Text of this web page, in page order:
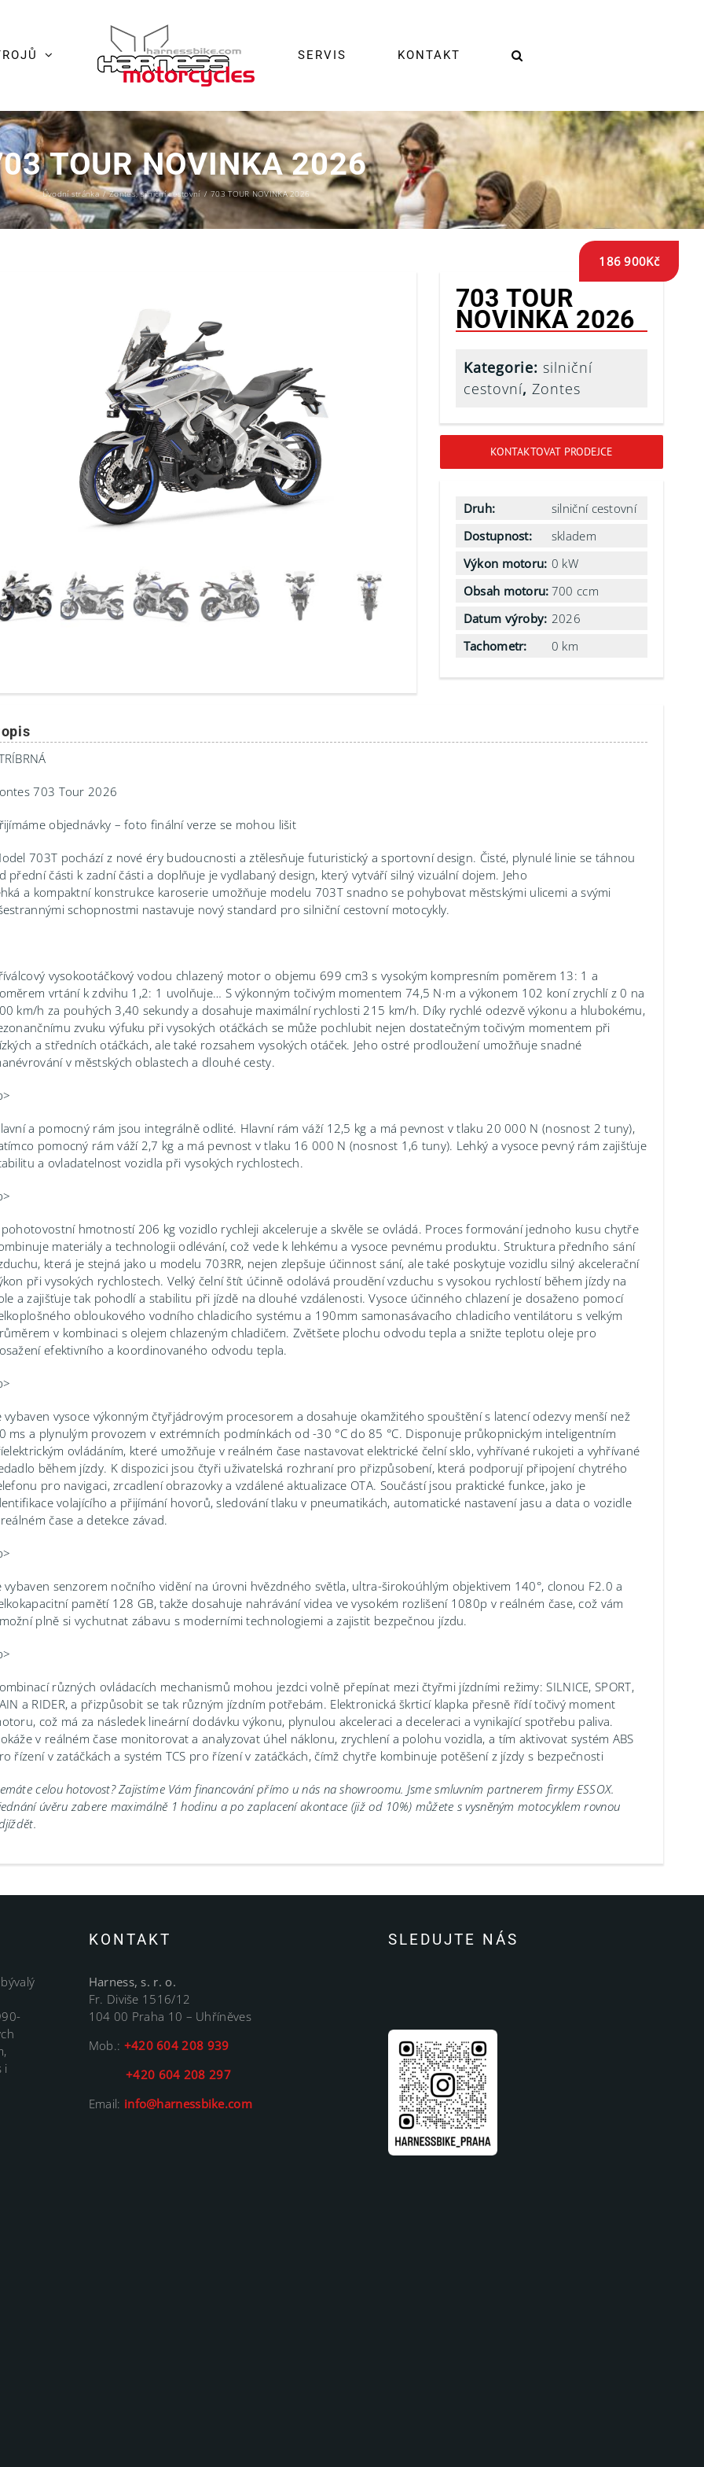
SERVIS KONTAKT
TOUR NOVINKA 2026
Úvodní stránka / Zontes,silniční cestovní / 703 TOUR NOVINKA 2026
703 TOUR
NOVINKA 2026
186 900Kč
Kategorie: silniční
cestovní, Zontes
KONTAKTOVAT PRODEJCE
Druh:
silniční cestovní
Dostupnost:
skladem
Výkon motoru: 0 kW
Obsah motoru: 700 ccm
Datum výroby: 2026
Tachometr:
0 km
703 Tour 2026
objednávky – foto finální verze se mohou lišit
703T pochází z nové éry budoucnosti a ztělesňuje futuristický a sportovní design. Čisté, plynulé linie se táhnou
přední části k zadní části a doplňuje je vydlabaný design, který vytváří silný vizuální dojem. Jeho
a kompaktní konstrukce karoserie umožňuje modelu 703T snadno se pohybovat městskými ulicemi a svými
schopnostmi nastavuje nový standard pro silniční cestovní motocykly.
vysokootáčkový vodou chlazený motor o objemu 699 cm3 s vysokým kompresním poměrem 13: 1 a
vrtání k zdvihu 1,2: 1 uvolňuje… S výkonným točivým momentem 74,5 N·m a výkonem 102 koní zrychlí z 0 na
km/h za pouhých 3,40 sekundy a dosahuje maximální rychlosti 215 km/h. Díky rychlé odezvě výkonu a hlubokému,
zvuku výfuku při vysokých otáčkách se může pochlubit nejen dostatečným točivým momentem při
a středních otáčkách, ale také rozsahem vysokých otáček. Jeho ostré prodloužení umožňuje snadné
v městských oblastech a dlouhé cesty.
a pomocný rám jsou integrálně odlité. Hlavní rám váží 12,5 kg a má pevnost v tlaku 20 000 N (nosnost 2 tuny),
pomocný rám váží 2,7 kg a má pevnost v tlaku 16 000 N (nosnost 1,6 tuny). Lehký a vysoce pevný rám zajišťuje
a ovladatelnost vozidla při vysokých rychlostech.
pohotovostní hmotností 206 kg vozidlo rychleji akceleruje a skvěle se ovládá. Proces formování jednoho kusu chytře
materiály a technologii odlévání, což vede k lehkému a vysoce pevnému produktu. Struktura předního sání
která je stejná jako u modelu 703RR, nejen zlepšuje účinnost sání, ale také poskytuje vozidlu silný akcelerační
při vysokých rychlostech. Velký čelní štít účinně odolává proudění vzduchu s vysokou rychlostí během jízdy na
a zajišťuje tak pohodlí a stabilitu při jízdě na dlouhé vzdálenosti. Vysoce účinného chlazení je dosaženo pomocí
obloukového vodního chladicího systému a 190mm samonasávacího chladicího ventilátoru s velkým
v kombinaci s olejem chlazeným chladičem. Zvětšete plochu odvodu tepla a snižte teplotu oleje pro
efektivního a koordinovaného odvodu tepla.
vybaven vysoce výkonným čtyřjádrovým procesorem a dosahuje okamžitého spouštění s latencí odezvy menší než
ms a plynulým provozem v extrémních podmínkách od -30 °C do 85 °C. Disponuje průkopnickým inteligentním
ovládáním, které umožňuje v reálném čase nastavovat elektrické čelní sklo, vyhřívané rukojeti a vyhřívané
během jízdy. K dispozici jsou čtyři uživatelská rozhraní pro přizpůsobení, která podporují připojení chytrého
pro navigaci, zrcadlení obrazovky a vzdálené aktualizace OTA. Součástí jsou praktické funkce, jako je
volajícího a přijímání hovorů, sledování tlaku v pneumatikách, automatické nastavení jasu a data o vozidle
čase a detekce závad.
vybaven senzorem nočního vidění na úrovni hvězdného světla, ultra-širokoúhlým objektivem 140°, clonou F2.0 a
pamětí 128 GB, takže dosahuje nahrávání videa ve vysokém rozlišení 1080p v reálném čase, což vám
plně si vychutnat zábavu s moderními technologiemi a zajistit bezpečnou jízdu.
různých ovládacích mechanismů mohou jezdci volně přepínat mezi čtyřmi jízdními režimy: SILNICE, SPORT,
a RIDER, a přizpůsobit se tak různým jízdním potřebám. Elektronická škrticí klapka přesně řídí točivý moment
což má za následek lineární dodávku výkonu, plynulou akceleraci a deceleraci a vynikající spotřebu paliva.
v reálném čase monitorovat a analyzovat úhel náklonu, zrychlení a polohu vozidla, a tím aktivovat systém ABS
řízení v zatáčkách a systém TCS pro řízení v zatáčkách, čímž chytře kombinuje potěšení z jízdy s bezpečnosti
celou hotovost? Zajistíme Vám financování přímo u nás na showroomu. Jsme smluvním partnerem firmy ESSOX.
úvěru zabere maximálně 1 hodinu a po zaplacení akontace (již od 10%) můžete s vysněným motocyklem rovnou
i
KONTAKT
Harness, s. r. o.
Fr. Diviše 1516/12
104 00 Praha 10 – Uhříněves
Mob.: +420 604 208 939
+420 604 208 297
Email: info@harnessbike.com
SLEDUJTE NÁS